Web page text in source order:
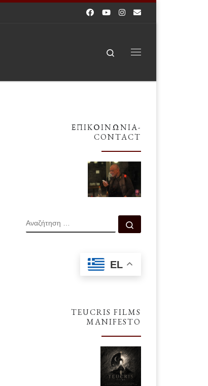
Search
ΕΠΙΚΟΙΝΩΝΊΑ-
CONTACT
ΑΝΑΖΉΤΗΣΗ
EL
TEUCRIS FILMS
MANIFESTO